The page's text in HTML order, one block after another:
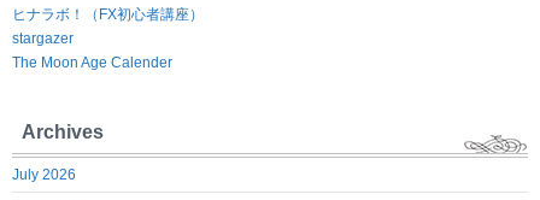
ヒナラボ！（FX初心者講座）
stargazer
The Moon Age Calender
Archives
July 2026